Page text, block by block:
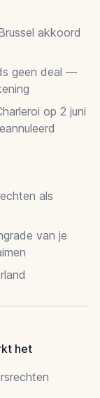
akkoord
geen deal —
op 2 juni
als
van je
het